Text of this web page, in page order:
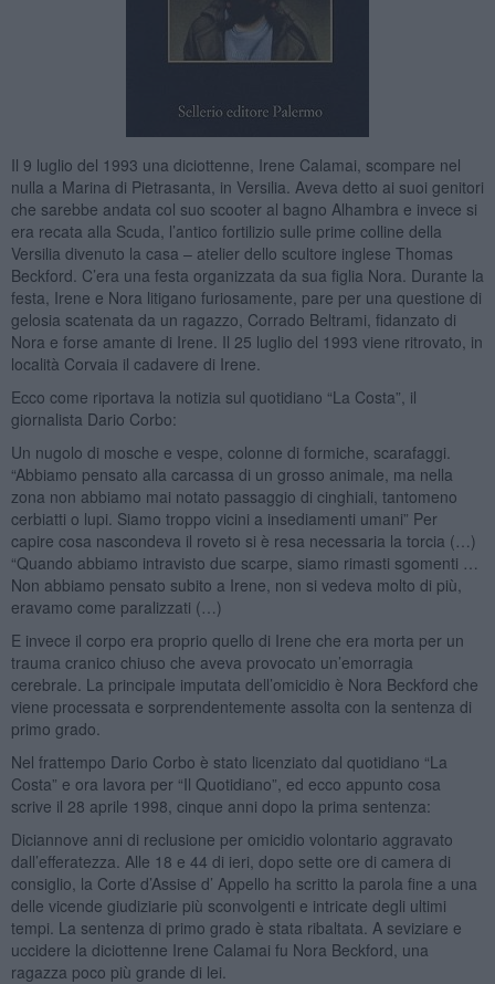
Il 9 luglio del 1993 una diciottenne, Irene Calamai, scompare nel
nulla a Marina di Pietrasanta, in Versilia. Aveva detto ai suoi genitori
che sarebbe andata col suo scooter al bagno Alhambra e invece si
era recata alla Scuda, l’antico fortilizio sulle prime colline della
Versilia divenuto la casa – atelier dello scultore inglese Thomas
Beckford. C’era una festa organizzata da sua figlia Nora. Durante la
festa, Irene e Nora litigano furiosamente, pare per una questione di
gelosia scatenata da un ragazzo, Corrado Beltrami, fidanzato di
Nora e forse amante di Irene. Il 25 luglio del 1993 viene ritrovato, in
località Corvaia il cadavere di Irene.
Ecco come riportava la notizia sul quotidiano “La Costa”, il
giornalista Dario Corbo:
Un nugolo di mosche e vespe, colonne di formiche, scarafaggi.
“Abbiamo pensato alla carcassa di un grosso animale, ma nella
zona non abbiamo mai notato passaggio di cinghiali, tantomeno
cerbiatti o lupi. Siamo troppo vicini a insediamenti umani” Per
capire cosa nascondeva il roveto si è resa necessaria la torcia (…)
“Quando abbiamo intravisto due scarpe, siamo rimasti sgomenti …
Non abbiamo pensato subito a Irene, non si vedeva molto di più,
eravamo come paralizzati (…)
E invece il corpo era proprio quello di Irene che era morta per un
trauma cranico chiuso che aveva provocato un’emorragia
cerebrale. La principale imputata dell’omicidio è Nora Beckford che
viene processata e sorprendentemente assolta con la sentenza di
primo grado.
Nel frattempo Dario Corbo è stato licenziato dal quotidiano “La
Costa” e ora lavora per “Il Quotidiano”, ed ecco appunto cosa
scrive il 28 aprile 1998, cinque anni dopo la prima sentenza:
Diciannove anni di reclusione per omicidio volontario aggravato
dall’efferatezza. Alle 18 e 44 di ieri, dopo sette ore di camera di
consiglio, la Corte d’Assise d’ Appello ha scritto la parola fine a una
delle vicende giudiziarie più sconvolgenti e intricate degli ultimi
tempi. La sentenza di primo grado è stata ribaltata. A seviziare e
uccidere la diciottenne Irene Calamai fu Nora Beckford, una
ragazza poco più grande di lei.